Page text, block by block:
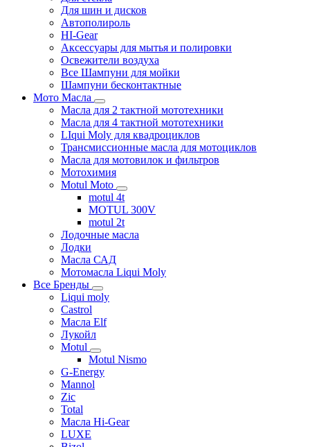
Для шин и дисков
Автополироль
HI-Gear
Аксессуары для мытья и полировки
Освежители воздуха
Все Шампуни для мойки
Шампуни бесконтактные
Мото Масла
Масла для 2 тактной мототехники
Масла для 4 тактной мототехники
LIqui Moly для квадроциклов
Трансмиссионные масла для мотоциклов
Масла для мотовилок и фильтров
Мотохимия
Motul Moto
motul 4t
MOTUL 300V
motul 2t
Лодочные масла
Лодки
Масла САД
Мотомасла Liqui Moly
Все Бренды
Liqui moly
Castrol
Масла Elf
Лукойл
Motul
Motul Nismo
G-Energy
Mannol
Zic
Total
Масла Hi-Gear
LUXE